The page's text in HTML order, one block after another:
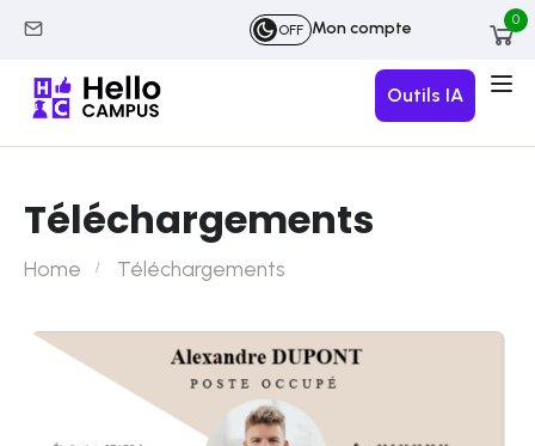
OFF Mon compte 0
Outils IA
Téléchargements
Home Téléchargements